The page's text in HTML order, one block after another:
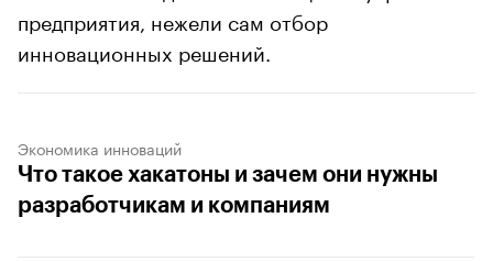
предприятия, нежели сам отбор
инновационных решений.
Экономика инноваций
Что такое хакатоны и зачем они нужны
разработчикам и компаниям